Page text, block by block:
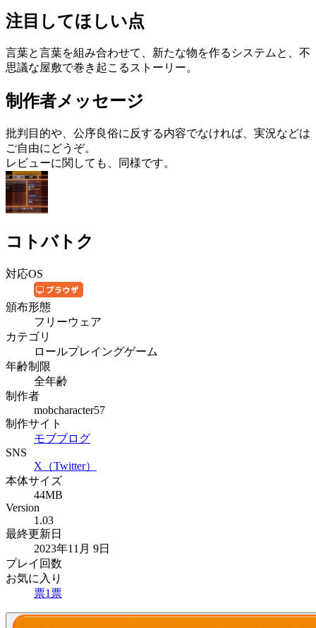
注目してほしい点
言葉と言葉を組み合わせて、新たな物を作るシステムと、不
思議な屋敷で巻き起こるストーリー。
制作者メッセージ
批判目的や、公序良俗に反する内容でなければ、実況などは
ご自由にどうぞ。
レビューに関しても、同様です。
コトバトク
対応OS
頒布形態
フリーウェア
カテゴリ
ロールプレイングゲーム
年齢制限
全年齢
制作者
mobcharacter57
制作サイト
モブブログ
SNS
X（Twitter）
本体サイズ
44MB
Version
1.03
最終更新日
2023年11月 9日
プレイ回数
お気に入り
票1 票